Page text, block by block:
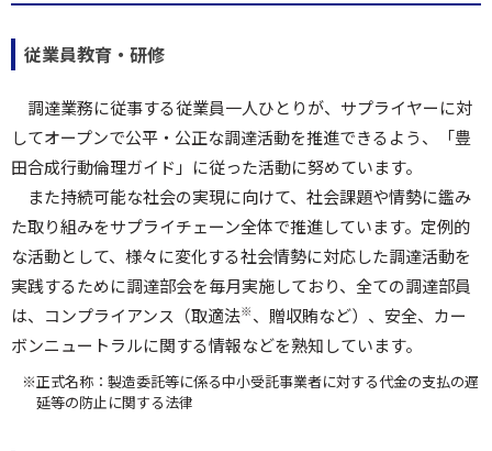
従業員教育・研修
調達業務に従事する従業員一人ひとりが、サプライヤーに対
してオープンで公平・公正な調達活動を推進できるよう、「豊
田合成行動倫理ガイド」に従った活動に努めています。
また持続可能な社会の実現に向けて、社会課題や情勢に鑑み
た取り組みをサプライチェーン全体で推進しています。定例的
な活動として、様々に変化する社会情勢に対応した調達活動を
実践するために調達部会を毎月実施しており、全ての調達部員
は、コンプライアンス（取適法※ 、贈収賄など）、安全、カー
ボンニュートラルに関する情報などを熟知しています。
※正式名称：製造委託等に係る中小受託事業者に対する代金の支払の遅
延等の防止に関する法律